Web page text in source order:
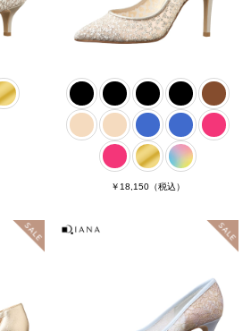
￥18,150（税込）